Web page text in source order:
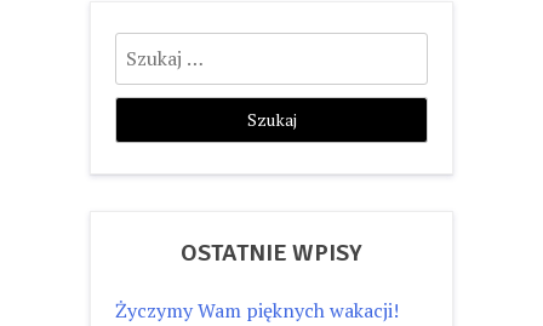
Szukaj:
OSTATNIE WPISY
Życzymy Wam pięknych wakacji!